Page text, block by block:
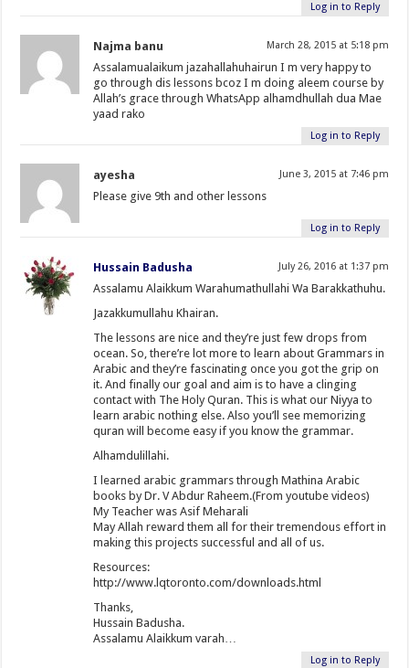
Log in to Reply
Najma banu March 28, 2015 at 5:18 pm
Assalamualaikum jazahallahuhairun I m very happy to
go through dis lessons bcoz I m doing aleem course by
Allah’s grace through WhatsApp alhamdhullah dua Mae
yaad rako
Log in to Reply
ayesha June 3, 2015 at 7:46 pm
Please give 9th and other lessons
Log in to Reply
Hussain Badusha July 26, 2016 at 1:37 pm
Assalamu Alaikkum Warahumathullahi Wa Barakkathuhu.
Jazakkumullahu Khairan.
The lessons are nice and they’re just few drops from
ocean. So, there’re lot more to learn about Grammars in
Arabic and they’re fascinating once you got the grip on
it. And finally our goal and aim is to have a clinging
contact with The Holy Quran. This is what our Niyya to
learn arabic nothing else. Also you’ll see memorizing
quran will become easy if you know the grammar.
Alhamdulillahi.
I learned arabic grammars through Mathina Arabic
books by Dr. V Abdur Raheem.(From youtube videos)
My Teacher was Asif Meharali
May Allah reward them all for their tremendous effort in
making this projects successful and all of us.
Resources:
http://www.lqtoronto.com/downloads.html
Thanks,
Hussain Badusha.
Assalamu Alaikkum varah…
Log in to Reply